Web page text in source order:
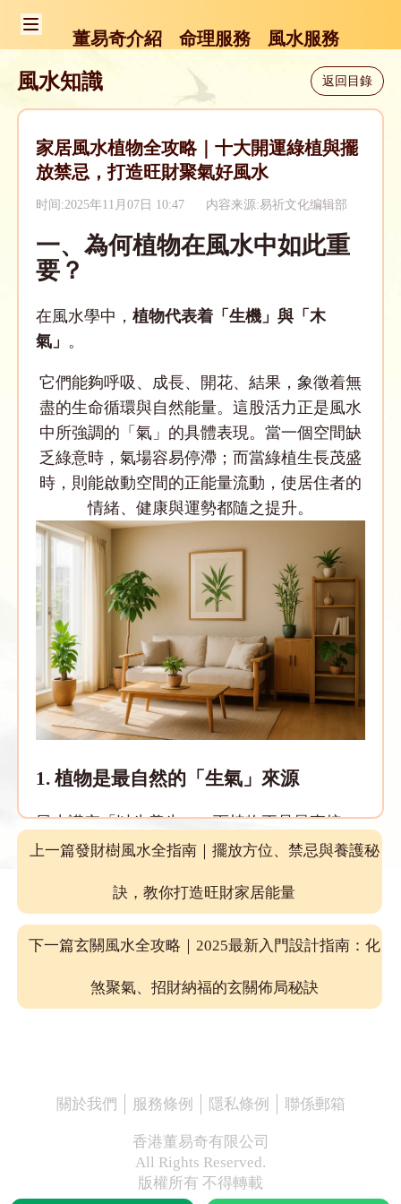
董易奇介紹 命理服務 風水服務
風水知識 返回目錄
家居風水植物全攻略｜十大開運綠植與擺
放禁忌，打造旺財聚氣好風水
时间:2025年11月07日 10:47 内容来源:易祈文化编辑部
一、為何植物在風水中如此重
要？
在風水學中，植物代表着「生機」與「木
氣」 。
它們能夠呼吸、成長、開花、結果，象徵着無
盡的生命循環與自然能量。這股活力正是風水
中所強調的「氣」的具體表現。當一個空間缺
乏綠意時，氣場容易停滯；而當綠植生長茂盛
時，則能啟動空間的正能量流動，使居住者的
情緒、健康與運勢都隨之提升。
1. 植物是最自然的「生氣」來源
風水講究「以生養生」，而植物正是最直接、
最有效的生氣載體。
它們透過光合作用將陽光轉化為能量，釋放氧
氣，吸收濁氣與二氧化碳，讓居家空氣循環更
加順暢。
在能量層面上，這種流動象徵著「氣」的暢
通，有助於避免「死氣」或「陰氣」積聚。當
💡 小提醒：若家中感覺沉悶、無精打采，
可嘗試在東南角或窗邊擺放常綠植物，如
發財樹或富貴竹，能有效提升整體生氣。
上一篇發財樹風水全指南｜擺放方位、禁忌與養護秘
訣，教你打造旺財家居能量
下一篇玄關風水全攻略｜2025最新入門設計指南：化
煞聚氣、招財納福的玄關佈局秘訣
關於我們 服務條例 隱私條例 聯係郵箱
香港董易奇有限公司
All Rights Reserved.
版權所有 不得轉載